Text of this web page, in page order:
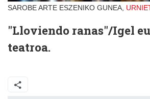
SAROBE ARTE ESZENIKO GUNEA,
"Lloviendo ranas"/Igel
teatroa.